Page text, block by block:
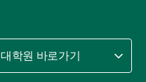
대학원 바로가기